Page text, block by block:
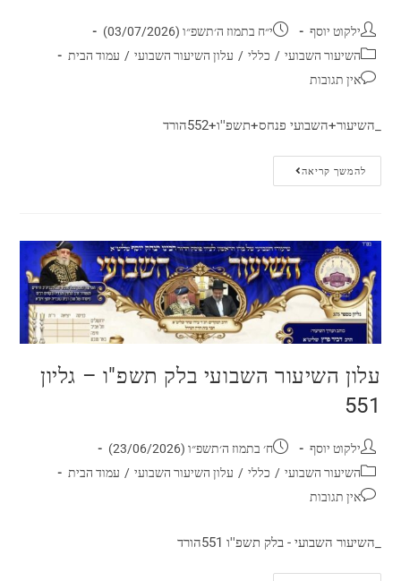
ילקוט יוסף
י״ח בתמוז ה׳תשפ״ו (03/07/2026)
השיעור השבועי / כללי / עלון השיעור השבועי / עמוד הבית
אין תגובות
_השיעור+השבועי פנחס+תשפ''ו+552הורד
להמשך קריאה
עלון השיעור השבועי בלק תשפ"ו – גליון
551
ילקוט יוסף
ח׳ בתמוז ה׳תשפ״ו (23/06/2026)
השיעור השבועי / כללי / עלון השיעור השבועי / עמוד הבית
אין תגובות
_השיעור השבועי - בלק תשפ''ו 551הורד